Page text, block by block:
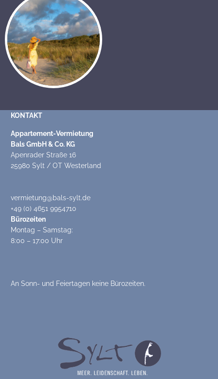
KONTAKT
Appartement-Vermietung
Bals GmbH & Co. KG
Apenrader Straße 16
25980 Sylt / OT Westerland
vermietung@bals-sylt.de
+49 (0) 4651 9954710
Bürozeiten
Montag – Samstag:
8:00 – 17:00 Uhr
An Sonn- und Feiertagen keine Bürozeiten.